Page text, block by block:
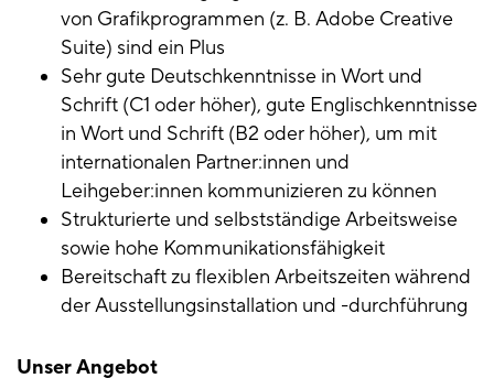
von Grafikprogrammen (z. B. Adobe Creative
Suite) sind ein Plus
Sehr gute Deutschkenntnisse in Wort und
Schrift (C1 oder höher), gute Englischkenntnisse
in Wort und Schrift (B2 oder höher), um mit
internationalen Partner:innen und
Leihgeber:innen kommunizieren zu können
Strukturierte und selbstständige Arbeitsweise
sowie hohe Kommunikationsfähigkeit
Bereitschaft zu flexiblen Arbeitszeiten während
der Ausstellungsinstallation und -durchführung
Unser Angebot